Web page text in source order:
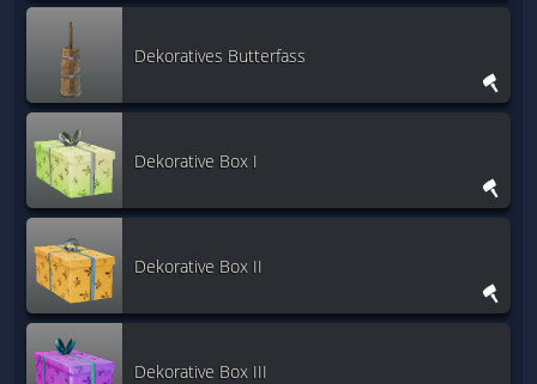
Dekoratives Butterfass
Dekorative Box I
Dekorative Box II
Dekorative Box III